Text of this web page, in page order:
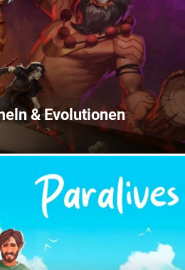
& Evolutionen